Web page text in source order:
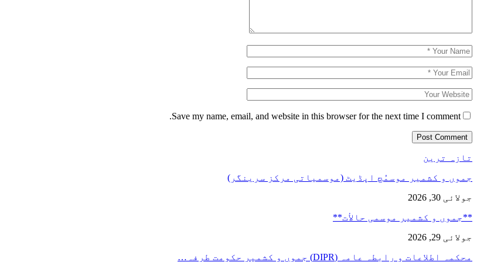
Save my name, email, and website in this browser for the next time I comment.
تازہ ترین
جموں و کشمیر موسمُچ اپڈیٹ (موسمیاتی مرکز سرینگر)
جولائی 30, 2026
**جموں و كشمیر موسمی حالأت**
جولائی 29, 2026
محکمہ اطلاعات و رابطہ عامہ (DIPR) جموں و کشمیر حکومت طرفہ…